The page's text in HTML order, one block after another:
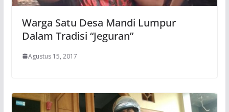
Warga Satu Desa Mandi Lumpur
Dalam Tradisi “Jeguran”
Agustus 15, 2017